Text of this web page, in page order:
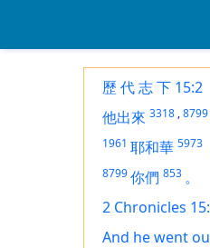
歷 代 志 下 15:2
他出來 3318 ,8799
1961 耶和華 5973
8799你們 853 。
2 Chronicles
And he went